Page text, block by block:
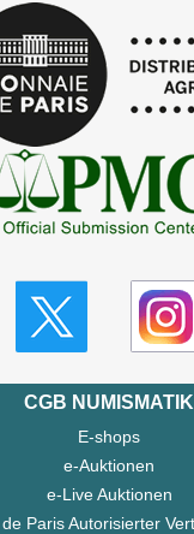
CGB NUMISMATIK
E-shops
e-Auktionen
e-Live Auktionen
Paris Autorisierter